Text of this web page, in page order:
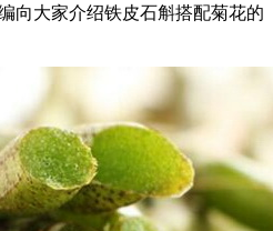
向大家介绍铁皮石斛搭配菊花的